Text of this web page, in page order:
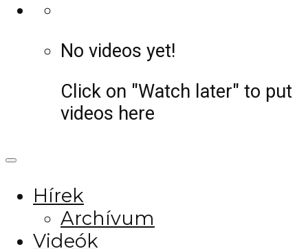
No videos yet!
Click on "Watch later" to put
videos here
Hírek
Archívum
Videók